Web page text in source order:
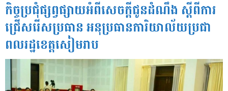
កិច្ចប្រជុំផ្សព្វផ្សាយអំពីសេចក្ដីជូនដំណឹង ស្ដីពីការ
ជ្រើសរើសប្រធាន អនុប្រធានការិយាល័យប្រជា
ពលរដ្ឋខេត្តសៀមរាប